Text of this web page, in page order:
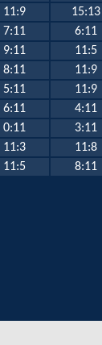
11:9 15:13
7:11 6:11
9:11 11:5
8:11 11:9
5:11 11:9
6:11 4:11
0:11 3:11
11:3 11:8
11:5 8:11